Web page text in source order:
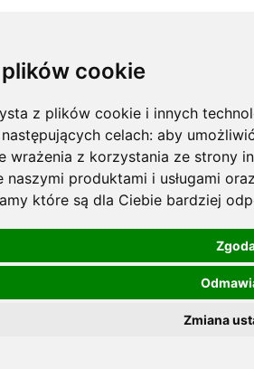
cookie
z plików cookie i innych
celach: aby
wrażenia z korzystania ze strony
naszymi produktami i usługami
które są dla Ciebie bardziej
Zmiana